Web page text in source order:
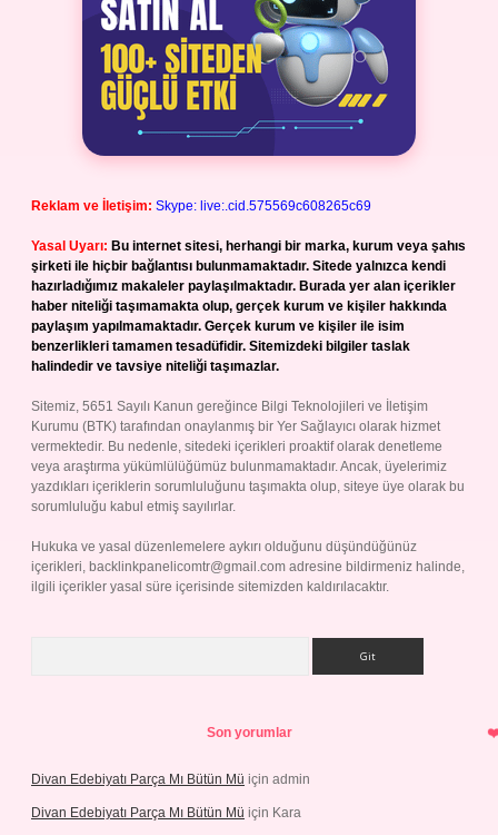
Reklam ve İletişim: Skype: live:.cid.575569c608265c69
Yasal Uyarı: Bu internet sitesi, herhangi bir marka, kurum veya şahıs
şirketi ile hiçbir bağlantısı bulunmamaktadır. Sitede yalnızca kendi
hazırladığımız makaleler paylaşılmaktadır. Burada yer alan içerikler
haber niteliği taşımamakta olup, gerçek kurum ve kişiler hakkında
paylaşım yapılmamaktadır. Gerçek kurum ve kişiler ile isim
benzerlikleri tamamen tesadüfidir. Sitemizdeki bilgiler taslak
halindedir ve tavsiye niteliği taşımazlar.
Sitemiz, 5651 Sayılı Kanun gereğince Bilgi Teknolojileri ve İletişim
Kurumu (BTK) tarafından onaylanmış bir Yer Sağlayıcı olarak hizmet
vermektedir. Bu nedenle, sitedeki içerikleri proaktif olarak denetleme
veya araştırma yükümlülüğümüz bulunmamaktadır. Ancak, üyelerimiz
yazdıkları içeriklerin sorumluluğunu taşımakta olup, siteye üye olarak bu
sorumluluğu kabul etmiş sayılırlar.
Hukuka ve yasal düzenlemelere aykırı olduğunu düşündüğünüz
içerikleri, backlinkpanelicomtr@gmail.com adresine bildirmeniz halinde,
ilgili içerikler yasal süre içerisinde sitemizden kaldırılacaktır.
Son yorumlar
Divan Edebiyatı Parça Mı Bütün Mü için admin
Divan Edebiyatı Parça Mı Bütün Mü için Kara